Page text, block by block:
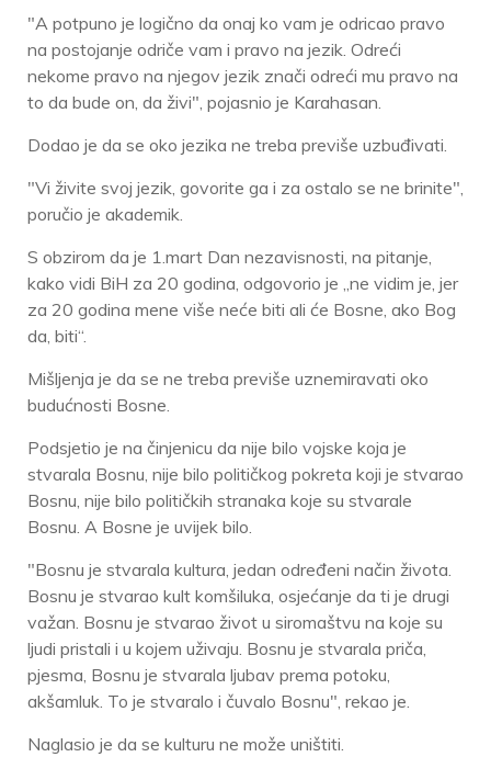
"A potpuno je logično da onaj ko vam je odricao pravo
na postojanje odriče vam i pravo na jezik. Odreći
nekome pravo na njegov jezik znači odreći mu pravo na
to da bude on, da živi", pojasnio je Karahasan.
Dodao je da se oko jezika ne treba previše uzbuđivati.
"Vi živite svoj jezik, govorite ga i za ostalo se ne brinite",
poručio je akademik.
S obzirom da je 1.mart Dan nezavisnosti, na pitanje,
kako vidi BiH za 20 godina, odgovorio je „ne vidim je, jer
za 20 godina mene više neće biti ali će Bosne, ako Bog
da, biti“.
Mišljenja je da se ne treba previše uznemiravati oko
budućnosti Bosne.
Podsjetio je na činjenicu da nije bilo vojske koja je
stvarala Bosnu, nije bilo političkog pokreta koji je stvarao
Bosnu, nije bilo političkih stranaka koje su stvarale
Bosnu. A Bosne je uvijek bilo.
"Bosnu je stvarala kultura, jedan određeni način života.
Bosnu je stvarao kult komšiluka, osjećanje da ti je drugi
važan. Bosnu je stvarao život u siromaštvu na koje su
ljudi pristali i u kojem uživaju. Bosnu je stvarala priča,
pjesma, Bosnu je stvarala ljubav prema potoku,
akšamluk. To je stvaralo i čuvalo Bosnu", rekao je.
Naglasio je da se kulturu ne može uništiti.